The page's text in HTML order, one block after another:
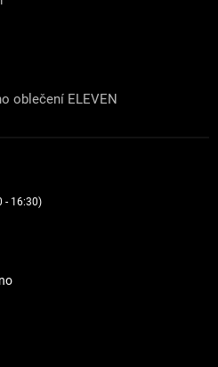
oblečení ELEVEN
- 16:30)